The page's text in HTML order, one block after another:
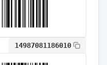
14987081186010